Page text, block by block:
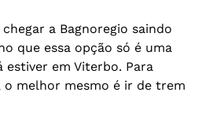
a Bagnoregio saindo
que essa opção só é uma
estiver em Viterbo. Para
o melhor mesmo é ir de trem